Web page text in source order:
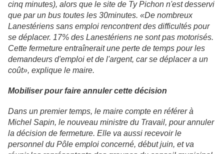
cinq minutes), alors que le site de Ty Pichon n'est desservi
que par un bus toutes les 30minutes. «De nombreux
Lanestériens sans emploi rencontrent des difficultés pour
se déplacer. 17% des Lanestériens ne sont pas motorisés.
Cette fermeture entraînerait une perte de temps pour les
demandeurs d'emploi et de l'argent, car se déplacer a un
coût», explique le maire.
Mobiliser pour faire annuler cette décision
Dans un premier temps, le maire compte en référer à
Michel Sapin, le nouveau ministre du Travail, pour annuler
la décision de fermeture. Elle va aussi recevoir le
personnel du Pôle emploi concerné, début juin, et va